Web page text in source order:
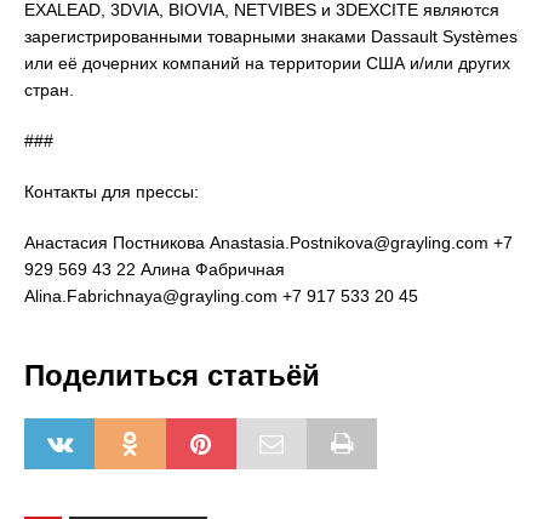
EXALEAD, 3DVIA, BIOVIA, NETVIBES и 3DEXCITE являются
зарегистрированными товарными знаками Dassault Systèmes
или её дочерних компаний на территории США и/или других
стран.
###
Контакты для прессы:
Анастасия Постникова Anastasia.Postnikova@grayling.com +7
929 569 43 22 Алина Фабричная
Alina.Fabrichnaya@grayling.com +7 917 533 20 45
Поделиться статьёй